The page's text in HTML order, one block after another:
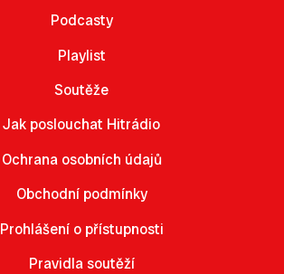
Podcasty
Playlist
Soutěže
Jak poslouchat Hitrádio
Ochrana osobních údajů
Obchodní podmínky
Prohlášení o přístupnosti
Pravidla soutěží